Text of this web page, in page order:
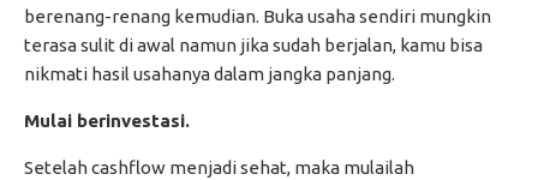
berenang-renang kemudian. Buka usaha sendiri mungkin
terasa sulit di awal namun jika sudah berjalan, kamu bisa
nikmati hasil usahanya dalam jangka panjang.
Mulai berinvestasi.
Setelah cashflow menjadi sehat, maka mulailah